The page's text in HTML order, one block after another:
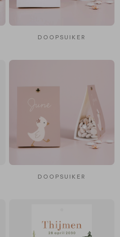
DOOPSUIKER
DOOPSUIKER